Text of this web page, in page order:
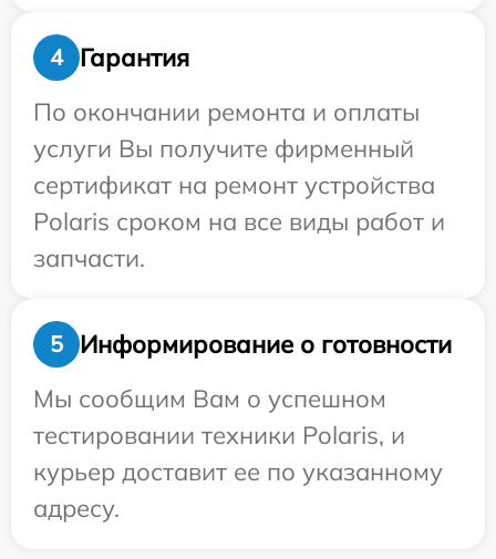
4
Гарантия
По окончании ремонта и оплаты
услуги Вы получите фирменный
сертификат на ремонт устройства
Polaris сроком на все виды работ и
запчасти.
5
Информирование о готовности
Мы сообщим Вам о успешном
тестировании техники Polaris, и
курьер доставит ее по указанному
адресу.